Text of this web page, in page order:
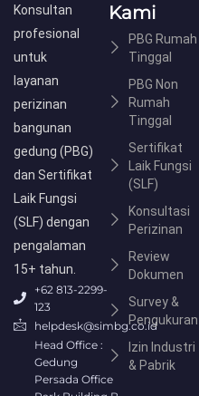
Konsultan
profesional
untuk
layanan
perizinan
bangunan
gedung (PBG)
dan Sertifikat
Laik Fungsi
(SLF) dengan
pengalaman
15+ tahun.
+62 813-2299-
123
helpdesk@simbg.co.id
Head Office :
Gedung
Persada Office
Kami
PBG Rumah
Tinggal
PBG Non
Rumah
Tinggal
Sertifikat
Laik Fungsi
(SLF)
Konsultasi
Perizinan
Review
Dokumen
Survey &
Pengukuran
Izin Industri
& Pabrik